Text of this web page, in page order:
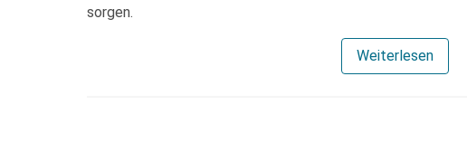
sorgen.
Weiterlesen